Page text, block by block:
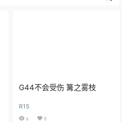
G44不会受伤 篝之雾枝
R15
6 0